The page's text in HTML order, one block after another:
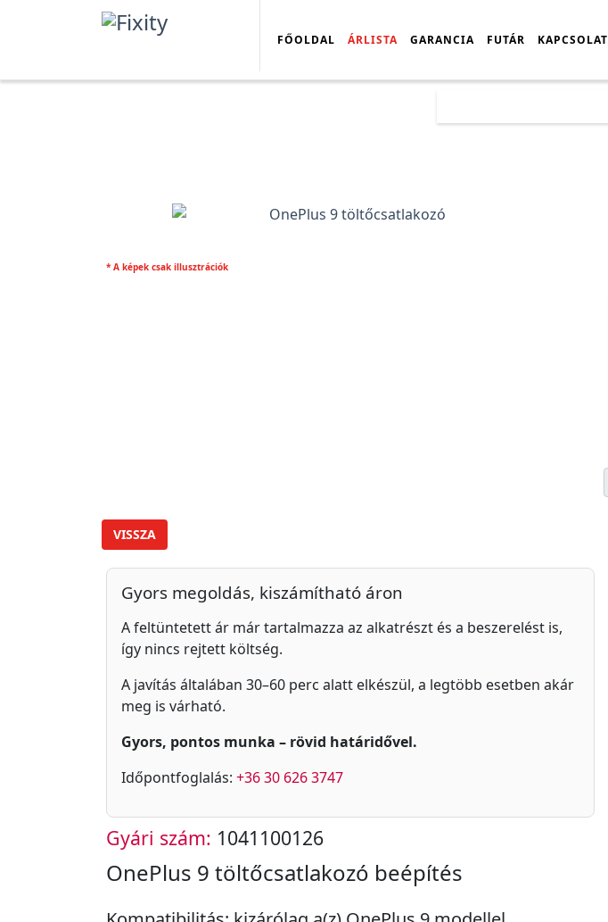
FŐOLDAL ÁRLISTA GARANCIA FUTÁR KAPCSOLAT
* A képek csak illusztrációk
VISSZA
Gyors megoldás, kiszámítható áron
A feltüntetett ár már tartalmazza az alkatrészt és a beszerelést is,
így nincs rejtett költség.
A javítás általában 30–60 perc alatt elkészül, a legtöbb esetben akár
meg is várható.
Gyors, pontos munka – rövid határidővel.
Időpontfoglalás: +36 30 626 3747
Gyári szám: 1041100126
OnePlus 9 töltőcsatlakozó beépítés